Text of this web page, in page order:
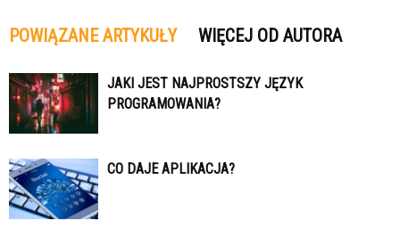
POWIĄZANE ARTYKUŁY WIĘCEJ OD AUTORA
JAKI JEST NAJPROSTSZY JĘZYK
PROGRAMOWANIA?
CO DAJE APLIKACJA?